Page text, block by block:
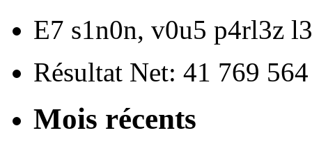
E7 s1n0n, v0u5 p4rl3z
Résultat Net: 41 769
Mois récents